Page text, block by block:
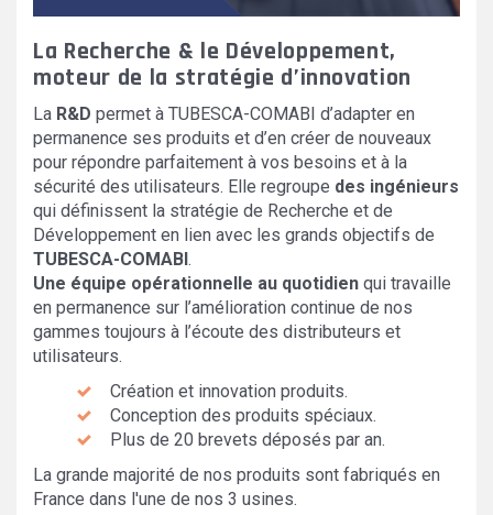
La Recherche & le Développement,
moteur de la stratégie d’innovation
La R&D permet à TUBESCA-COMABI d’adapter en
permanence ses produits et d’en créer de nouveaux
pour répondre parfaitement à vos besoins et à la
sécurité des utilisateurs. Elle regroupe des ingénieurs
qui définissent la stratégie de Recherche et de
Développement en lien avec les grands objectifs de
TUBESCA-COMABI.
Une équipe opérationnelle au quotidien qui travaille
en permanence sur l’amélioration continue de nos
gammes toujours à l’écoute des distributeurs et
utilisateurs.
Création et innovation produits.
Conception des produits spéciaux.
Plus de 20 brevets déposés par an.
La grande majorité de nos produits sont fabriqués en
France dans l'une de nos 3 usines.